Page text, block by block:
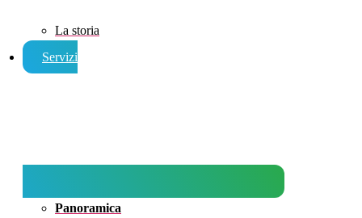
La storia
Servizi
Panoramica